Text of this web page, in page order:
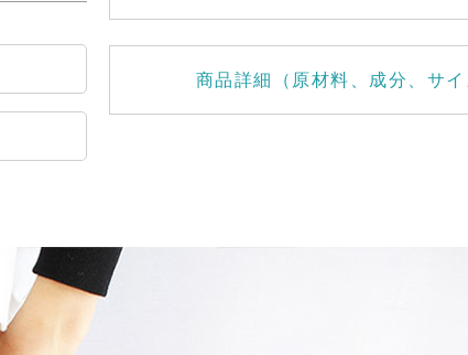
商品詳細（原材料、成分、サイ